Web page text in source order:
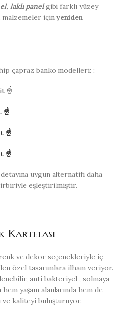
laklı panel gibi farklı yüzey
malzemeler için yeniden
çapraz banko modelleri: :
☝
☝
☝
☝
uygun alternatifi daha
eşleştirilmiştir.
Kartelası
ve dekor seçenekleriyle iç
özel tasarımlara ilham veriyor.
anti bakteriyel , solmaya
yaşam alanlarında hem de
ve kaliteyi buluşturuyor.